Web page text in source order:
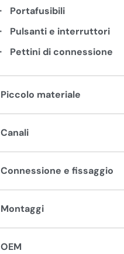
Portafusibili
Pulsanti e interruttori
Pettini di connessione
Piccolo materiale
Canali
Connessione e fissaggio
Montaggi
OEM